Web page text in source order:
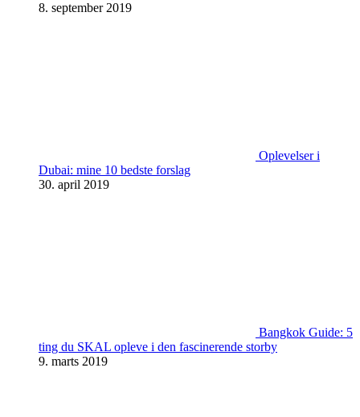
8. september 2019
Oplevelser i
Dubai: mine 10 bedste forslag
30. april 2019
Bangkok Guide: 5
ting du SKAL opleve i den fascinerende storby
9. marts 2019